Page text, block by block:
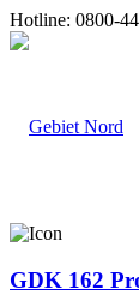
Hotline: 0800-
GDK 162